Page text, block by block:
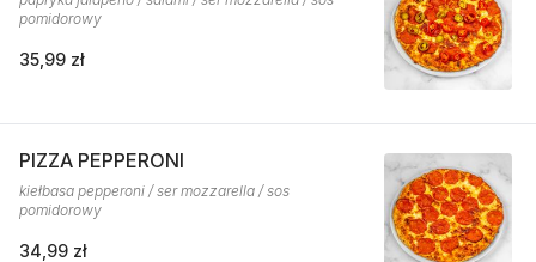
pomidorowy
35,99 zł
PIZZA PEPPERONI
kiełbasa pepperoni / ser mozzarella / sos
pomidorowy
34,99 zł